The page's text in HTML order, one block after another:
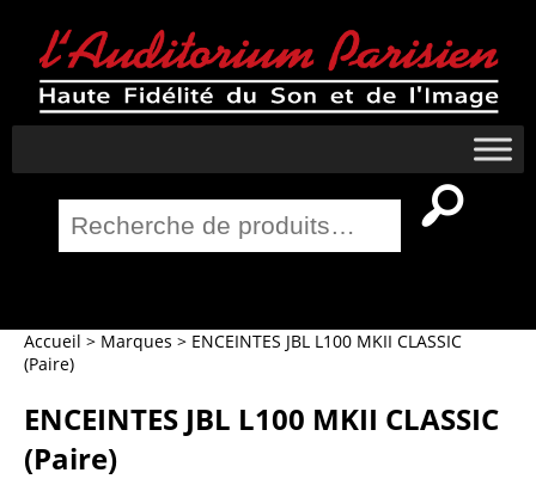
pour :
Accueil > Marques > ENCEINTES JBL L100 MKII CLASSIC
(Paire)
ENCEINTES JBL L100 MKII CLASSIC
(Paire)